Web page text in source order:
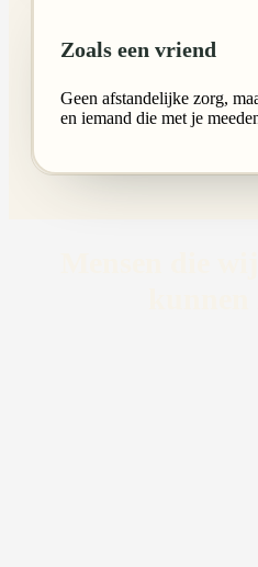
Zoals een vriend
Geen afstandelijke zorg,
en iemand die met je